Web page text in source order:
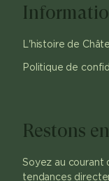
L'histoire de
Politique de
Restons
Soyez au courant
tendances